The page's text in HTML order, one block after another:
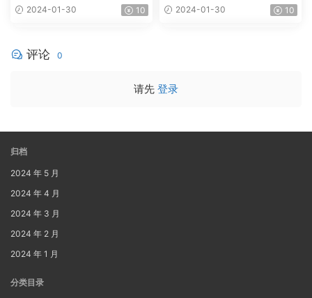
2024-01-30 10 2024-01-30 10
评论 0
请先 登录
归档
2024 年 5 月
2024 年 4 月
2024 年 3 月
2024 年 2 月
2024 年 1 月
分类目录